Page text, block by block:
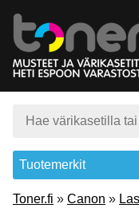
Tuotemerkit
Toner.fi » Canon »